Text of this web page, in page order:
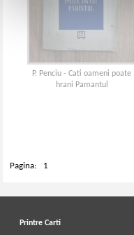
P. Penciu - Cati oameni poate
hrani Pamantul
Pagina: 1
Printre Carti